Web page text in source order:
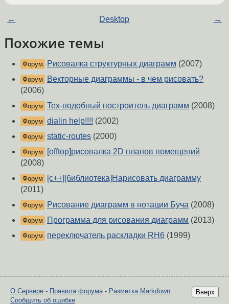
← Desktop →
Похожие темы
Форум Рисовалка структурных диаграмм (2007)
Форум
Векторные диаграммы - в чем рисовать?
(2006)
Форум Tex-подобный построитель диаграмм (2008)
Форум dialin help!!!! (2002)
Форум static-routes (2000)
Форум
[offtop]рисовалка 2D планов помещений
(2008)
Форум
[c++][библиотека]Нарисовать диаграмму
(2011)
Форум Рисование диаграмм в нотации Буча (2008)
Форум Программа для рисования диаграмм (2013)
Форум переключатель раскладки RH6 (1999)
Вверх
О Сервере - Правила форума- Разметка Markdown
Сообщить об ошибке